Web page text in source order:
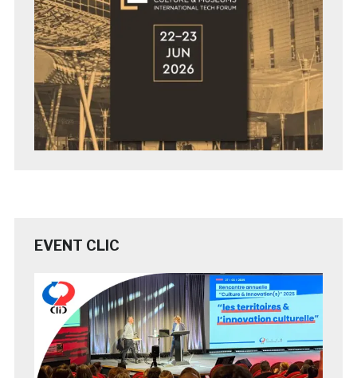
EVENT CLIC